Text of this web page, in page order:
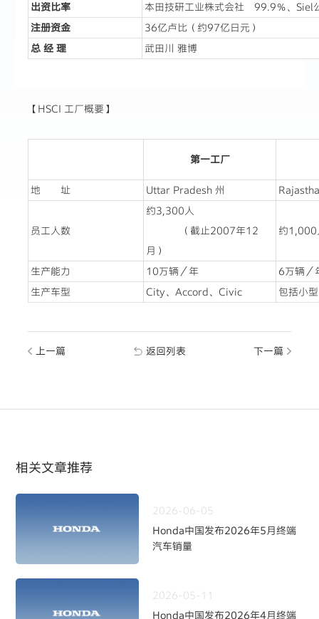
出资比率
本田技研工业株式会社 99.9％、
注册资金
36亿卢比（约97亿日元）
总 经 理 武田川 雅博
【HSCI 工厂概要】
第一工厂
地 址 Uttar Pradesh 州
员工人数
约3,300人
（截止2007年12
月）
约1,000
生产能力 10万辆／年
6万辆／
生产车型
City、Accord、Civic 包括小
上一篇 返回列表 下一篇
相关文章推荐
2026-06-05
Honda中国发布2026年5月终端
汽车销量
2026-05-11
Honda中国发布2026年4月终端